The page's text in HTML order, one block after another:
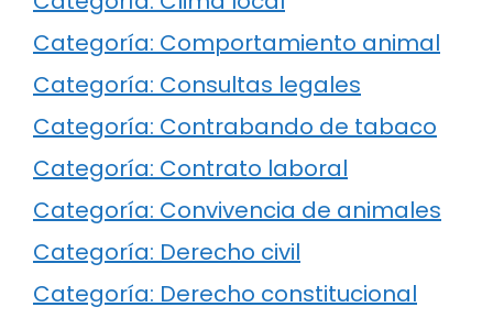
Categoría: Comportamiento animal
Categoría: Consultas legales
Categoría: Contrabando de tabaco
Categoría: Contrato laboral
Categoría: Convivencia de animales
Categoría: Derecho civil
Categoría: Derecho constitucional